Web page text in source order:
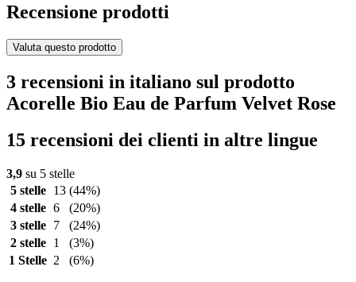
Recensione prodotti
Valuta questo prodotto
3 recensioni in italiano sul prodotto
Acorelle Bio Eau de Parfum Velvet Rose
15 recensioni dei clienti in altre lingue
3,9 su 5 stelle
5 stelle
13 (44%)
4 stelle 6
(20%)
3 stelle
7
(24%)
2 stelle
1
(3%)
1 Stelle 2 (6%)